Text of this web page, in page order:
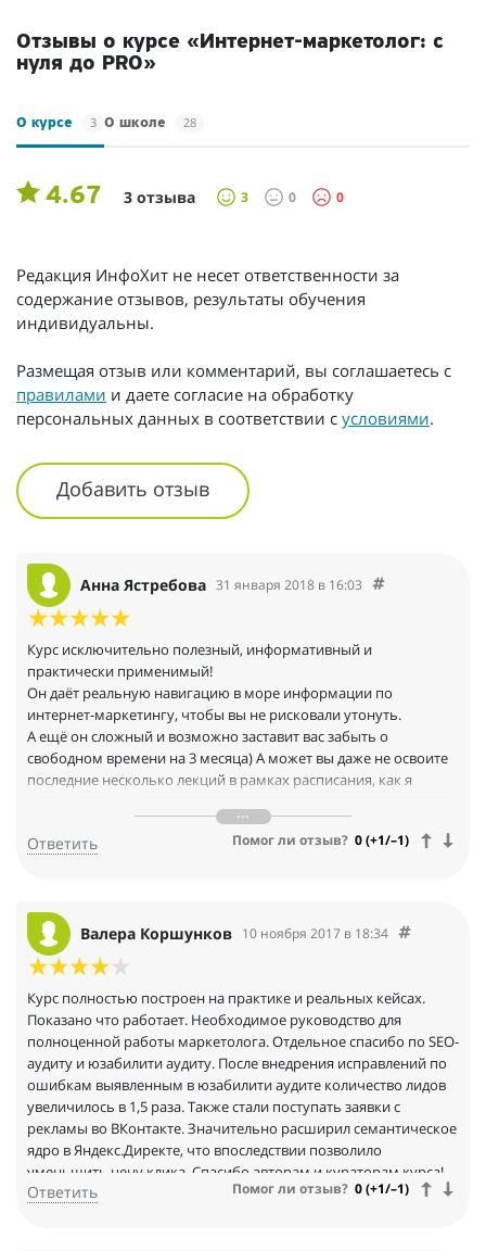
Отзывы о курсе «Интернет-маркетолог: с
нуля до PRO»
О курсе 3 О школе 28
4.67 3 отзыва 3 0 0
Редакция ИнфоХит не несет ответственности за
содержание отзывов, результаты обучения
индивидуальны.
Размещая отзыв или комментарий, вы соглашаетесь с
правилами и даете согласие на обработку
персональных данных в соответствии с условиями.
Добавить отзыв
Анна Ястребова 31 января 2018 в 16:03
Курс исключительно полезный, информативный и
практически применимый!
Он даёт реальную навигацию в море информации по
интернет-маркетингу, чтобы вы не рисковали утонуть.
А ещё он сложный и возможно заставит вас забыть о
свободном времени на 3 месяца) А может вы даже не освоите
последние несколько лекций в рамках расписания, как я
Но это того стоит!
И напоследок огромное спасибо моему куратору, Михаилу
Ответить Помог ли отзыв? 0 (+1/–1)
Валера Коршунков 10 ноября 2017 в 18:34
Курс полностью построен на практике и реальных кейсах.
Показано что работает. Необходимое руководство для
полноценной работы маркетолога. Отдельное спасибо по SEO-
аудиту и юзабилити аудиту. После внедрения исправлений по
ошибкам выявленным в юзабилити аудите количество лидов
увеличилось в 1,5 раза. Также стали поступать заявки с
рекламы во ВКонтакте. Значительно расширил семантическое
ядро в Яндекс.Директе, что впоследствии позволило
уменьшить цену клика. Спасибо авторам и кураторам курса!
Ответить Помог ли отзыв? 0 (+1/–1)